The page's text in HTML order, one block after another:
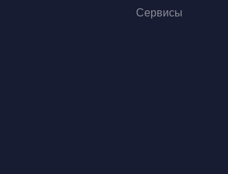
Сервисы